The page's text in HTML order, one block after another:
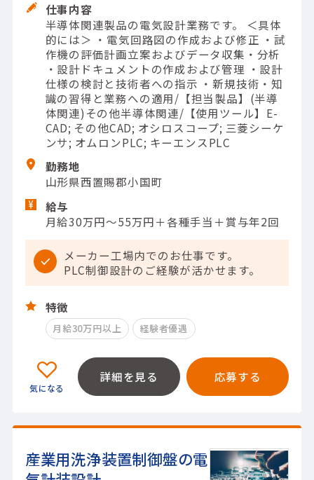
仕事内容
半導体関連製品の電気設計業務です。 ＜具体
的には＞ ・電気回路図の作成および修正 ・試
作機の評価計画立案およびデータ収集・分析
・設計ドキュメントの作成および管理 ・設計
仕様の検討と技術者への指示 ・新規技術・知
識の習得と業務への適用/【担当製品】(半導
体関連)その他半導体関連/【使用ツール】E-
CAD; その他CAD; オシロスコープ; 三菱シーケ
ンサ; オムロンPLC; キーエンスPLC
勤務地
山形県西置賜郡小国町
給与
月給30万円～55万円＋各種手当＋賞与年2回
メーカー工場内でのお仕事です。
PLC制御設計のご経験が活かせます。
特徴
月給30万円以上 経験者優遇
詳細を見る 応募する
産業用洗浄装置制御盤の電